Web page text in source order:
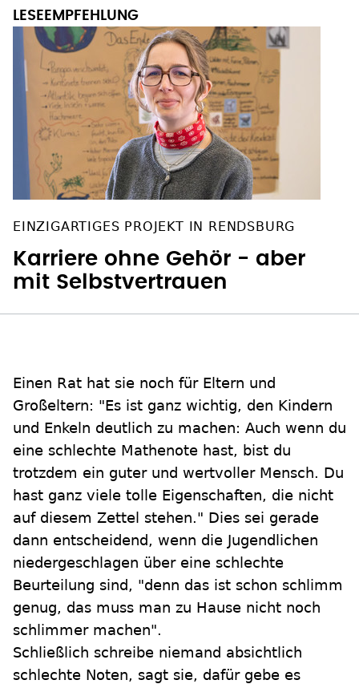
EINZIGARTIGES PROJEKT IN RENDSBURG
Karriere ohne Gehör - aber
mit Selbstvertrauen
Einen Rat hat sie noch für Eltern und
Großeltern: "Es ist ganz wichtig, den Kindern
und Enkeln deutlich zu machen: Auch wenn du
eine schlechte Mathenote hast, bist du
trotzdem ein guter und wertvoller Mensch. Du
hast ganz viele tolle Eigenschaften, die nicht
auf diesem Zettel stehen." Dies sei gerade
dann entscheidend, wenn die Jugendlichen
niedergeschlagen über eine schlechte
Beurteilung sind, "denn das ist schon schlimm
genug, das muss man zu Hause nicht noch
schlimmer machen".
Schließlich schreibe niemand absichtlich
schlechte Noten, sagt sie, dafür gebe es